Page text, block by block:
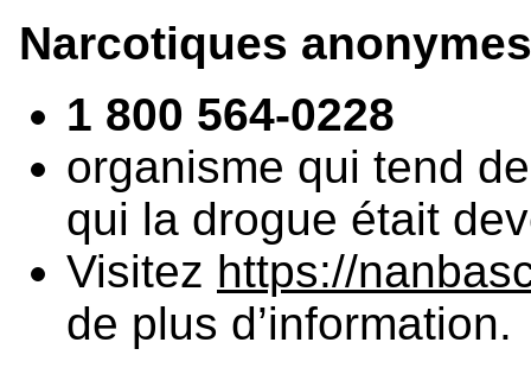
Narcotiques
1 800 564-0228
organisme qui tend
qui la drogue était
Visitez https://
de plus d’information.